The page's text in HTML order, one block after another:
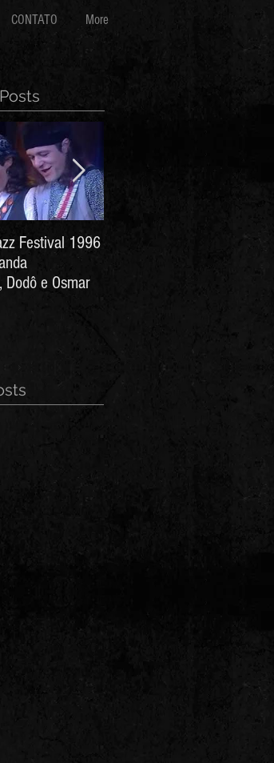
CONTATO More
Festival 1996
Dodô e Osmar
João Antônio Wanderley)